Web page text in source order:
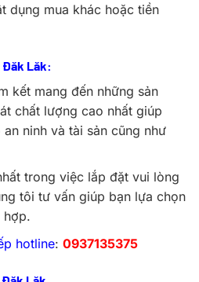
dụng mua khác hoặc tiền
Đăk Lăk:
kết mang đến những sản
chất lượng cao nhất giúp
ninh và tài sản cũng như
trong việc lắp đặt vui lòng
tôi tư vấn giúp bạn lựa chọn
hợp.
hotline: 0937135375